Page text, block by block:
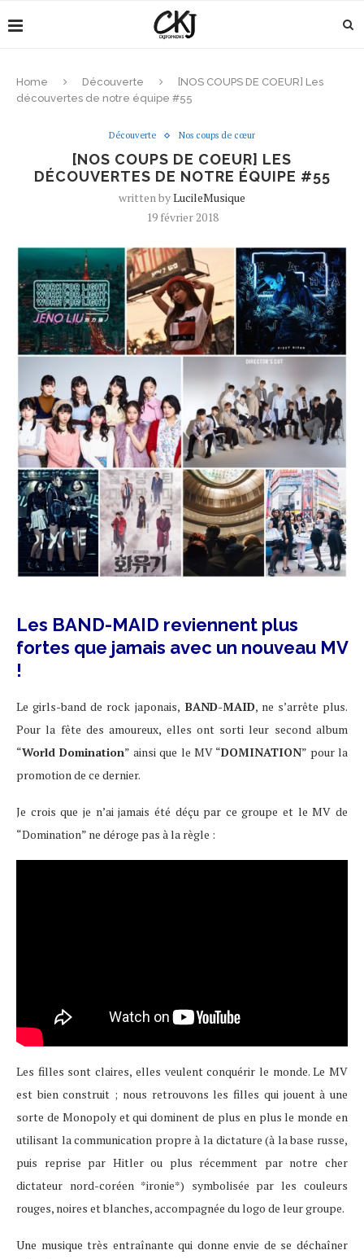
Home Découverte
[NOS COUPS DE COEUR] Les
découvertes de notre équipe #55
Découverte Nos coups de cœur
[NOS COUPS DE COEUR] LES
DÉCOUVERTES DE NOTRE ÉQUIPE #55
written byLucileMusique
19 février 2018
Les BAND-MAID reviennent plus
fortes que jamais avec un nouveau MV
!
Le girls-band de rock japonais, BAND-MAID, ne s’arrête plus.
Pour la fête des amoureux, elles ont sorti leur second album
“World Domination” ainsi que le MV “DOMINATION” pour la
promotion de ce dernier.
Je crois que je n’ai jamais été déçu par ce groupe et le MV de
“Domination” ne déroge pas à la règle :
Les filles sont claires, elles veulent conquérir le monde. Le MV
est bien construit ; nous retrouvons les filles qui jouent à une
sorte de Monopoly et qui dominent de plus en plus le monde en
utilisant la communication propre à la dictature (à la base russe,
puis reprise par Hitler ou plus récemment par notre cher
dictateur nord-coréen *ironie*) symbolisée par les couleurs
rouges, noires et blanches, accompagnée du logo de leur groupe.
Une musique très entraînante qui donne envie de se déchaîner